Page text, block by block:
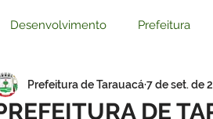
Desenvolvimento Prefeitura
Comunicado Educação
DE
Prefeitura de Tarauacá7 de set. de